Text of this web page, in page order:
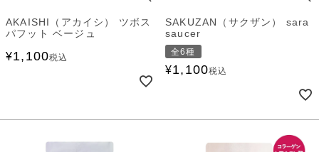
AKAISHI（アカイシ） ツボス
パフット ベージュ
¥1,100税込
SAKUZAN（サクザン） sara
saucer
全6種
¥1,100税込